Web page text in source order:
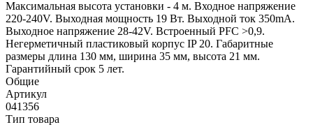
Максимальная высота установки - 4 м. Входное напряжение
220-240V. Выходная мощность 19 Вт. Выходной ток 350mA.
Выходное напряжение 28-42V. Встроенный PFC >0,9.
Негерметичный пластиковый корпус IP 20. Габаритные
размеры длина 130 мм, ширина 35 мм, высота 21 мм.
Гарантийный срок 5 лет.
Общие
Артикул
041356
Тип товара